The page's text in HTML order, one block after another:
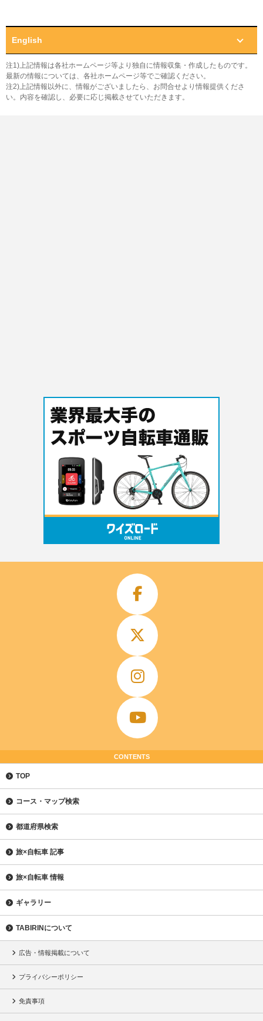
English
注1)上記情報は各社ホームページ等より独自に情報収集・作成したものです。
最新の情報については、各社ホームページ等でご確認ください。
注2)上記情報以外に、情報がございましたら、お問合せより情報提供くださ
い。内容を確認し、必要に応じ掲載させていただきます。
CONTENTS
TOP
コース・マップ検索
都道府県検索
旅×自転車 記事
旅×自転車 情報
ギャラリー
TABIRINについて
広告・情報掲載について
プライバシーポリシー
免責事項